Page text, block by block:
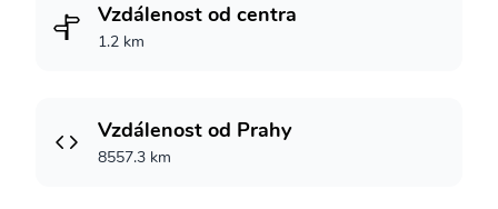
Vzdálenost od centra
1.2 km
Vzdálenost od Prahy
8557.3 km